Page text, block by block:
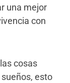
una mejor
con
cosas
esto